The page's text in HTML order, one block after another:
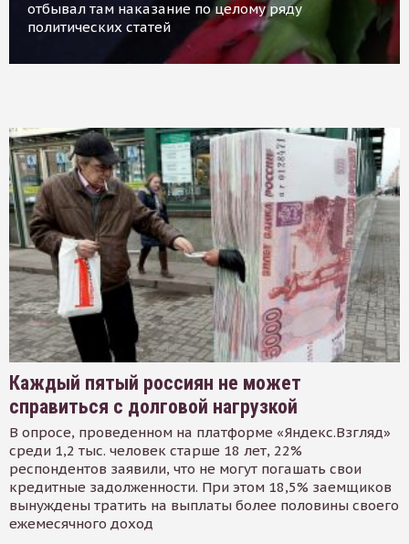
отбывал там наказание по целому ряду
политических статей
Каждый пятый россиян не может
справиться с долговой нагрузкой
В опросе, проведенном на платформе «Яндекс.Взгляд»
среди 1,2 тыс. человек старше 18 лет, 22%
респондентов заявили, что не могут погашать свои
кредитные задолженности. При этом 18,5% заемщиков
вынуждены тратить на выплаты более половины своего
ежемесячного доход